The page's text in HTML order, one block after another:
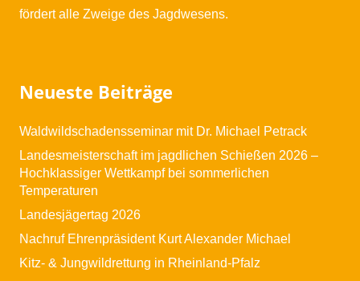
fördert alle Zweige des Jagdwesens.
Neueste Beiträge
Waldwildschadensseminar mit Dr. Michael Petrack
Landesmeisterschaft im jagdlichen Schießen 2026 –
Hochklassiger Wettkampf bei sommerlichen
Temperaturen
Landesjägertag 2026
Nachruf Ehrenpräsident Kurt Alexander Michael
Kitz- & Jungwildrettung in Rheinland-Pfalz